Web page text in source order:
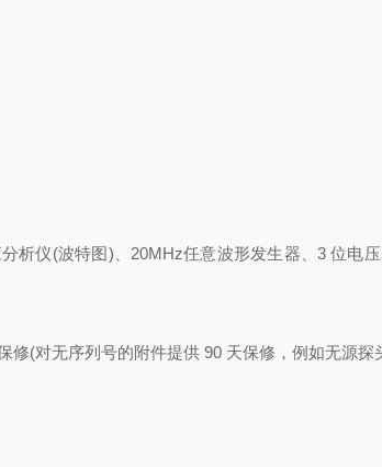
析仪(波特图)、20MHz任意波形发生器、3 位电
修(对无序列号的附件提供 90 天保修，例如无源探